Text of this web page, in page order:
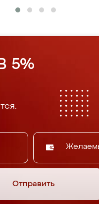
5%
Отправить